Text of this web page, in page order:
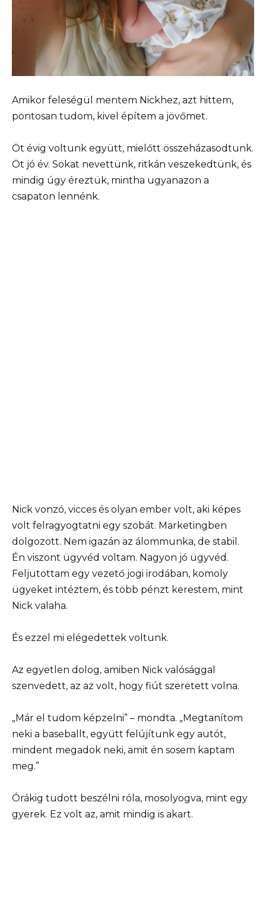
Amikor feleségül mentem Nickhez, azt hittem,
pontosan tudom, kivel építem a jövőmet.
Öt évig voltunk együtt, mielőtt összeházasodtunk.
Öt jó év. Sokat nevettünk, ritkán veszekedtünk, és
mindig úgy éreztük, mintha ugyanazon a
csapaton lennénk.
Nick vonzó, vicces és olyan ember volt, aki képes
volt felragyogtatni egy szobát. Marketingben
dolgozott. Nem igazán az álommunka, de stabil.
Én viszont ügyvéd voltam. Nagyon jó ügyvéd.
Feljutottam egy vezető jogi irodában, komoly
ügyeket intéztem, és több pénzt kerestem, mint
Nick valaha.
És ezzel mi elégedettek voltunk.
Az egyetlen dolog, amiben Nick valósággal
szenvedett, az az volt, hogy fiút szeretett volna.
„Már el tudom képzelni” – mondta. „Megtanítom
neki a baseballt, együtt felújítunk egy autót,
mindent megadok neki, amit én sosem kaptam
meg.”
Órákig tudott beszélni róla, mosolyogva, mint egy
gyerek. Ez volt az, amit mindig is akart.